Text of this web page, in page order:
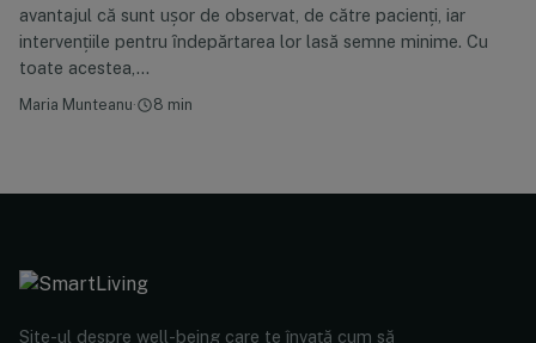
avantajul că sunt ușor de observat, de către pacienți, iar
intervențiile pentru ȋndepărtarea lor lasă semne minime. Cu
toate acestea,…
Maria Munteanu· 8 min
Site-ul despre well-being care te învață cum să